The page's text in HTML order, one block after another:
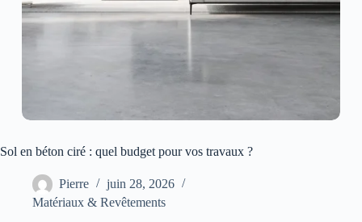
Sol en béton ciré : quel budget pour vos travaux ?
Pierre
juin 28, 2026
Matériaux & Revêtements